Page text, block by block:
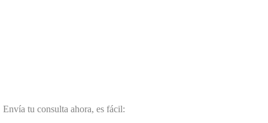
Envía tu consulta ahora, es fácil: